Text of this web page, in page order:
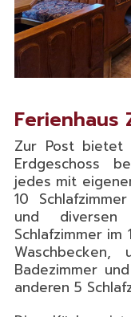
Ferienhaus
Zur Post
Erdgeschoss
jedes mit
10
und
Schlafzimmer im
Badezimmer
anderen 5